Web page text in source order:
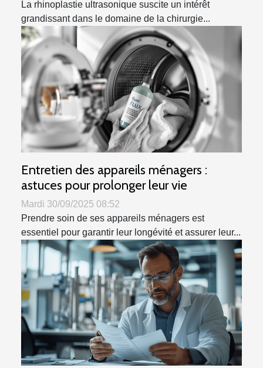
La rhinoplastie ultrasonique suscite un intérêt
grandissant dans le domaine de la chirurgie...
Entretien des appareils ménagers :
astuces pour prolonger leur vie
Mardi 30/09/2025 08:52
Prendre soin de ses appareils ménagers est
essentiel pour garantir leur longévité et assurer leur...